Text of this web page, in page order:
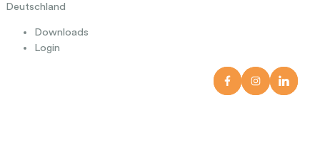
Deutschland
Downloads
Login